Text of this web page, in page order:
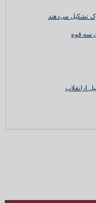
تشکیل می‌دهند
سه قوه
ازانقلاب